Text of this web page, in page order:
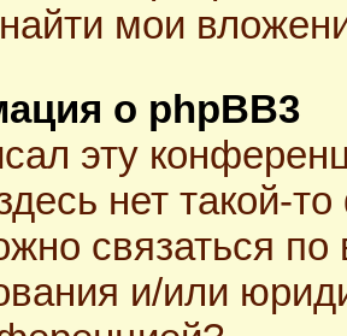
мои
о phpBB3
эту
нет такой-
связаться по
и/или